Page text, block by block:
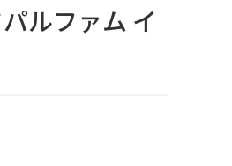
ルファム イ